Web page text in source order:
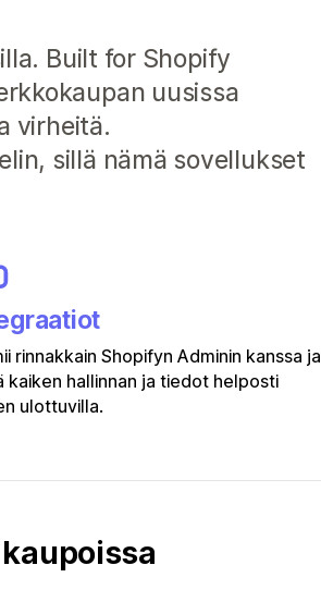
Built for Shopify
uusissa
virheitä.
sillä nämä sovellukset
rinnakkain Shopifyn Adminin kanssa ja
kaiken hallinnan ja tiedot helposti
ulottuvilla.